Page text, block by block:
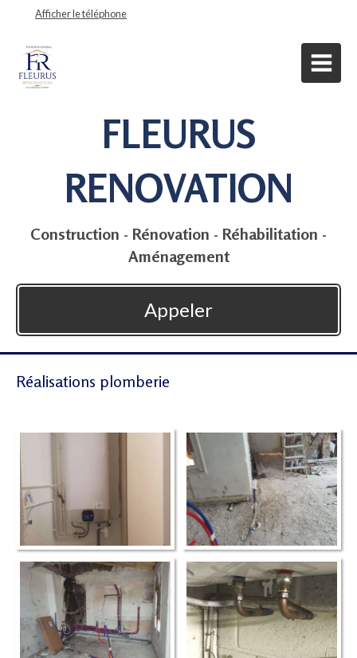
Afficher le téléphone
FLEURUS
RENOVATION
Construction - Rénovation - Réhabilitation -
Aménagement
Appeler
Réalisations plomberie